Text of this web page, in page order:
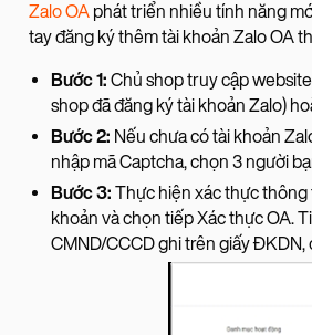
Zalo OA phát triển nhiều tính năng
tay đăng ký thêm tài khoản Zalo OA
Bước 1: Chủ shop truy cập
shop đã đăng ký tài khoản Zalo)
Bước 2: Nếu chưa có tài khoản
nhập mã Captcha, chọn 3 người
Bước 3: Thực hiện xác thực thông
khoản và chọn tiếp Xác thực OA.
CMND/CCCD ghi trên giấy